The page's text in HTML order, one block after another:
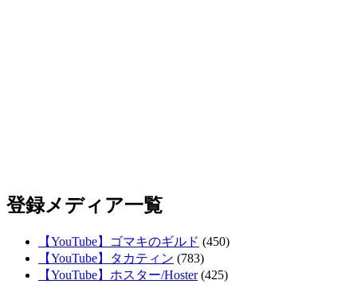
登録メディア一覧
【YouTube】ゴマキのギルド (450)
【YouTube】タカティン (783)
【YouTube】ホスター/Hoster(425)